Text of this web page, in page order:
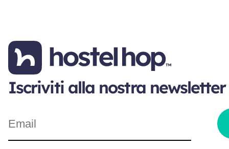
Iscriviti alla nostra newsletter